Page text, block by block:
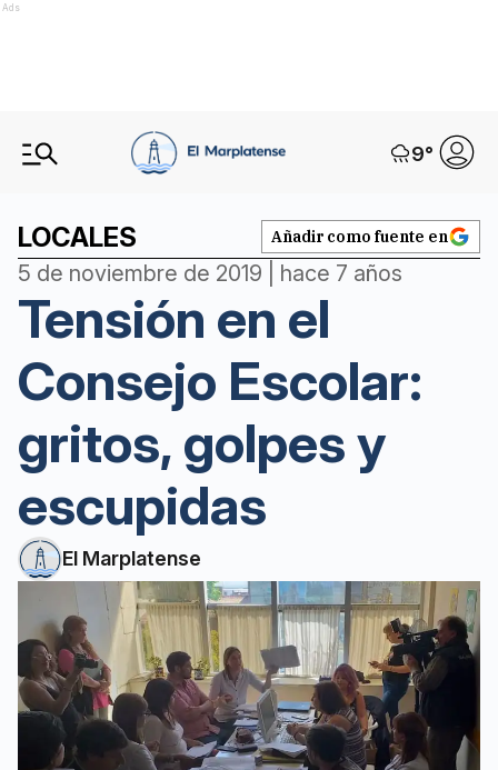
Ads
9°
LOCALES Añadir como fuente en
5 de noviembre de 2019 | hace 7 años
Tensión en el
Consejo Escolar:
gritos, golpes y
escupidas
El Marplatense